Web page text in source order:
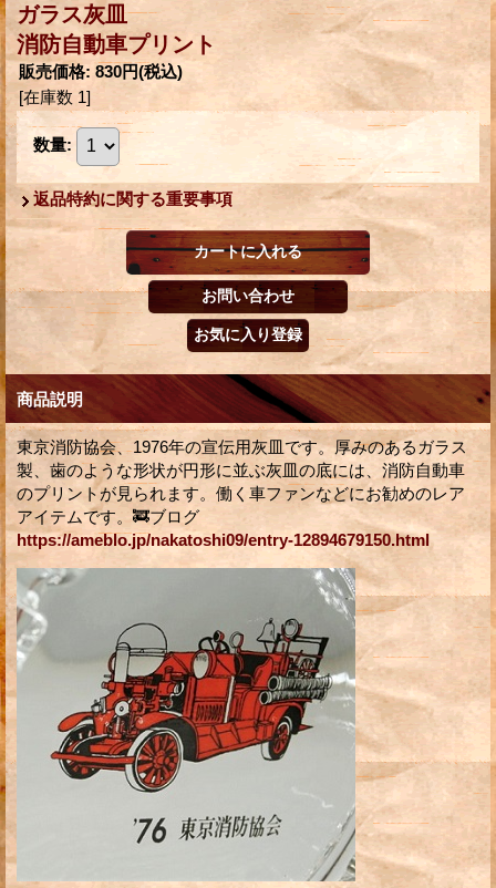
ガラス灰皿
消防自動車プリント
販売価格: 830円(税込)
[在庫数 1]
数量:
返品特約に関する重要事項
商品説明
東京消防協会、1976年の宣伝用灰皿です。厚みのあるガラス
製、歯のような形状が円形に並ぶ灰皿の底には、消防自動車
のプリントが見られます。働く車ファンなどにお勧めのレア
アイテムです。🚒ブログ
https://ameblo.jp/nakatoshi09/entry-12894679150.html